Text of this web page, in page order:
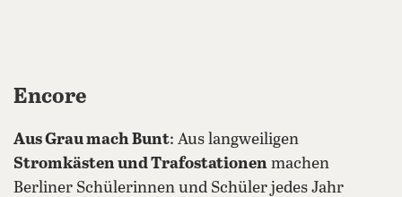
Encore
Aus Grau mach Bunt: Aus langweiligen
Stromkästen und Trafostationen machen
Berliner Schülerinnen und Schüler jedes Jahr